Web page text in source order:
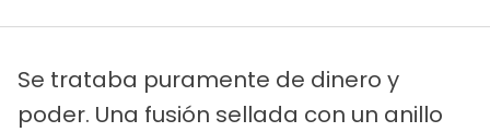
Se trataba puramente de dinero y
poder. Una fusión sellada con un anillo